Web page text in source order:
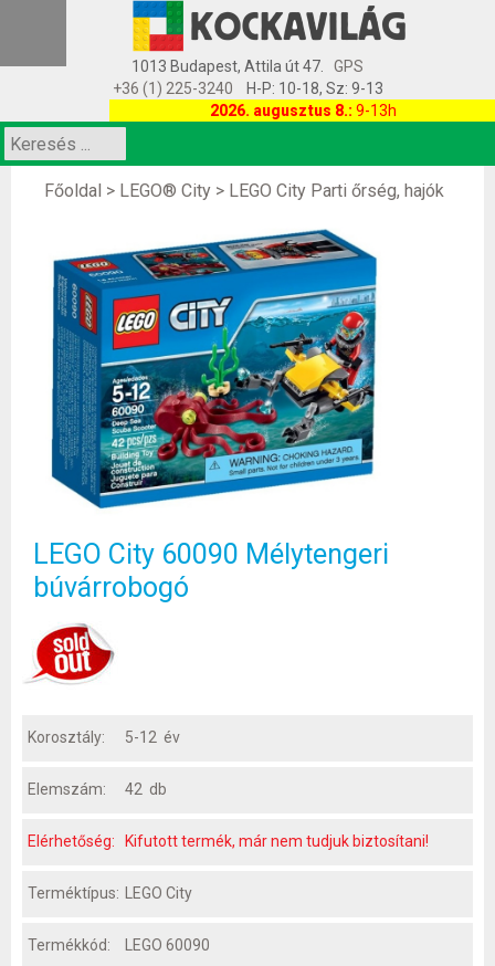
1013 Budapest, Attila út 47.
GPS
+36 (1) 225-3240
H-P: 10-18, Sz: 9-13
2026. augusztus 8.: 9-13h
Főoldal > LEGO® City > LEGO City Parti őrség, hajók
LEGO City 60090 Mélytengeri
búvárrobogó
Korosztály: 5-12 év
Elemszám: 42 db
Elérhetőség: Kifutott termék, már nem tudjuk biztosítani!
Terméktípus: LEGO City
Termékkód: LEGO 60090